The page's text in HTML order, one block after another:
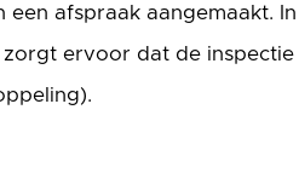
een afspraak aangemaakt.
zorgt ervoor dat de